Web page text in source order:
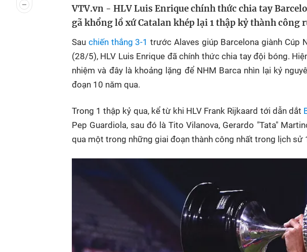
VTV.vn - HLV Luis Enrique chính thức chia tay
gã khổng lồ xứ Catalan khép lại 1 thập kỷ thành công
Sau chiến thắng 3-1 trước Alaves giúp Barcelona giành Cúp
(28/5), HLV Luis Enrique đã chính thức chia tay đội bóng.
nhiệm và đây là khoảng lặng để NHM Barca nhìn lại kỷ
đoạn 10 năm qua.
Trong 1 thập kỷ qua, kể từ khi HLV Frank Rijkaard tới dẫn dắt
Pep Guardiola, sau đó là Tito Vilanova, Gerardo "Tata"
qua một trong những giai đoạn thành công nhất trong lịch sử